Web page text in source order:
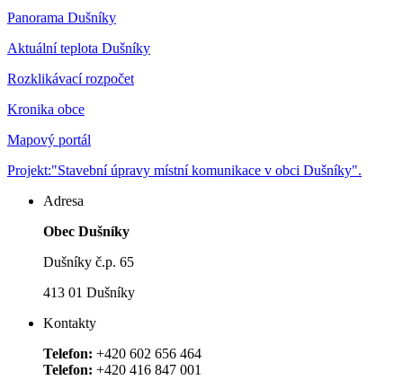
Panorama Dušníky
Aktuální teplota Dušníky
Rozklikávací rozpočet
Kronika obce
Mapový portál
Projekt:"Stavební úpravy místní komunikace v obci Dušníky".
Adresa
Obec Dušníky
Dušníky č.p. 65
413 01 Dušníky
Kontakty
Telefon: +420 602 656 464
Telefon: +420 416 847 001